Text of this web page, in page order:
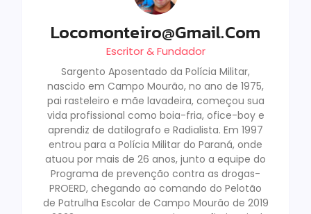
Locomonteiro@gmail.com
Escritor & Fundador
Sargento Aposentado da Polícia Militar,
nascido em Campo Mourão, no ano de 1975,
pai rasteleiro e mãe lavadeira, começou sua
vida profissional como boia-fria, ofice-boy e
aprendiz de datilografo e Radialista. Em 1997
entrou para a Polícia Militar do Paraná, onde
atuou por mais de 26 anos, junto a equipe do
Programa de prevenção contra as drogas-
PROERD, chegando ao comando do Pelotão
de Patrulha Escolar de Campo Mourão de 2019